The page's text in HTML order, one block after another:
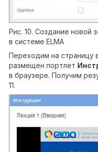
Рис. 10. Создание новой
в системе ELMA
Переходим на страницу
размещен портлет
в браузере. Получим
11.